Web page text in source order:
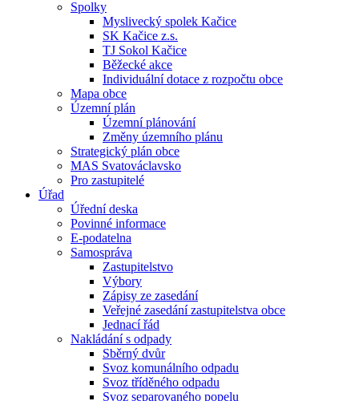
Spolky
Myslivecký spolek Kačice
SK Kačice z.s.
TJ Sokol Kačice
Běžecké akce
Individuální dotace z rozpočtu obce
Mapa obce
Územní plán
Územní plánování
Změny územního plánu
Strategický plán obce
MAS Svatováclavsko
Pro zastupitelé
Úřad
Úřední deska
Povinné informace
E-podatelna
Samospráva
Zastupitelstvo
Výbory
Zápisy ze zasedání
Veřejné zasedání zastupitelstva obce
Jednací řád
Nakládání s odpady
Sběrný dvůr
Svoz komunálního odpadu
Svoz tříděného odpadu
Svoz separovaného popelu